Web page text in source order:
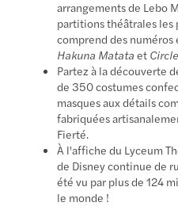
arrangements de Lebo
partitions théâtrales les
comprend des
Hakuna Matata et
Partez à la découverte
de 350 costumes
masques aux détails
fabriquées
Fierté.
À l'affiche du Lyceum
de Disney continue de
été vu par plus de 124
le monde !